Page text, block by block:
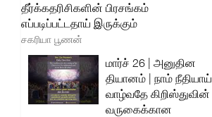
தீர்க்கதரிசிகளின் பிரசங்கம்
எப்படிப்பட்டதாய் இருக்கும்
சகரியா பூணன்
மார்ச் 26 | அனுதின
தியானம் | நாம் நீதியாய்
வாழ்வதே கிறிஸ்துவின்
வருகைக்கான